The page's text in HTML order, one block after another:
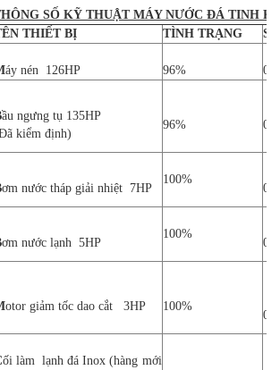
SỐ KỸ THUẬT MÁY NƯỚC ĐÁ TINH
THIẾT BỊ TÌNH TRẠNG
áy nén 126HP 96% 01
ầu ngưng tụ 135HP
kiểm định)
96% 01
ơm nước tháp giải nhiệt 7HP
100%
01
ơm nước lạnh 5HP
100%
01
otor giảm tốc dao cắt 3HP 100%
01
ối làm lạnh đá Inox (hàng mới